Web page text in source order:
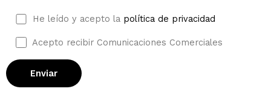
Por favor, deja este campo vacío.
He leído y acepto la política de privacidad
Acepto recibir Comunicaciones Comerciales